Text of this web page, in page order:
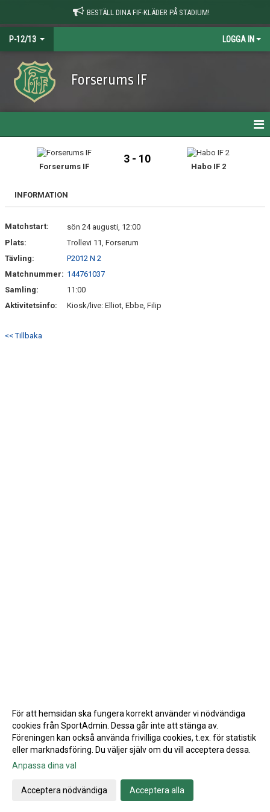
BESTÄLL DINA FIF-KLÄDER PÅ STADIUM!
P-12/13 LOGGA IN
Forserums IF
KALENDER
MATCHER
BILDGALLERI
DOKUMENT
KONTAKT
Forserums IF
3 - 10
Habo IF 2
INFORMATION
Matchstart:
sön 24 augusti, 12:00
Plats:
Trollevi 11, Forserum
Tävling:
P2012 N 2
Matchnummer: 144761037
Samling:
11:00
Aktivitetsinfo:
Kiosk/live: Elliot, Ebbe, Filip
<< Tillbaka
Gå till Webbversion
För att hemsidan ska fungera korrekt använder vi nödvändiga
cookies från SportAdmin. Dessa går inte att stänga av.
Föreningen kan också använda frivilliga cookies, t.ex. för statistik
eller marknadsföring. Du väljer själv om du vill acceptera dessa.
Anpassa dina val
Acceptera nödvändiga Acceptera alla